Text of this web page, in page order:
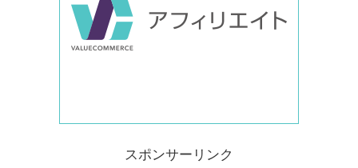
スポンサーリンク